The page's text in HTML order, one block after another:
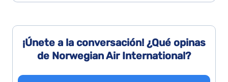
¡Únete a la conversación! ¿Qué opinas
de Norwegian Air International?